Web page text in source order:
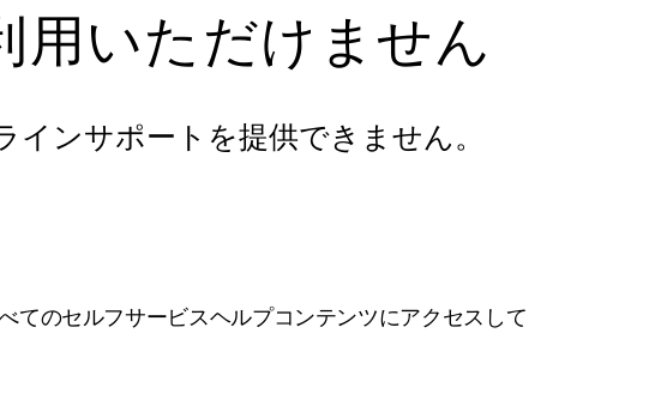
用いただけません
ンサポートを提供できません。
てのセルフサービスヘルプコンテンツにアクセスして